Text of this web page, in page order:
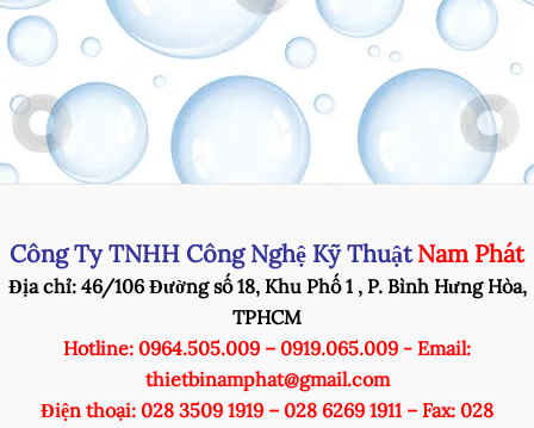
Công Ty TNHH Công Nghệ Kỹ Thuật Nam Phát
Địa chỉ: 46/106 Đường số 18, Khu Phố 1 , P. Bình Hưng Hòa,
TPHCM
Hotline: 0964.505.009 – 0919.065.009 - Email:
thietbinamphat@gmail.com
Điện thoại: 028 3509 1919 – 028 6269 1911 – Fax: 028